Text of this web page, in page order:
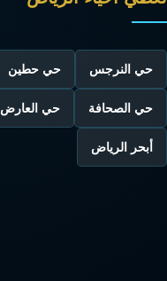
حي النرجس حي حطين
حي الصحافة حي العارض
أبحر الرياض